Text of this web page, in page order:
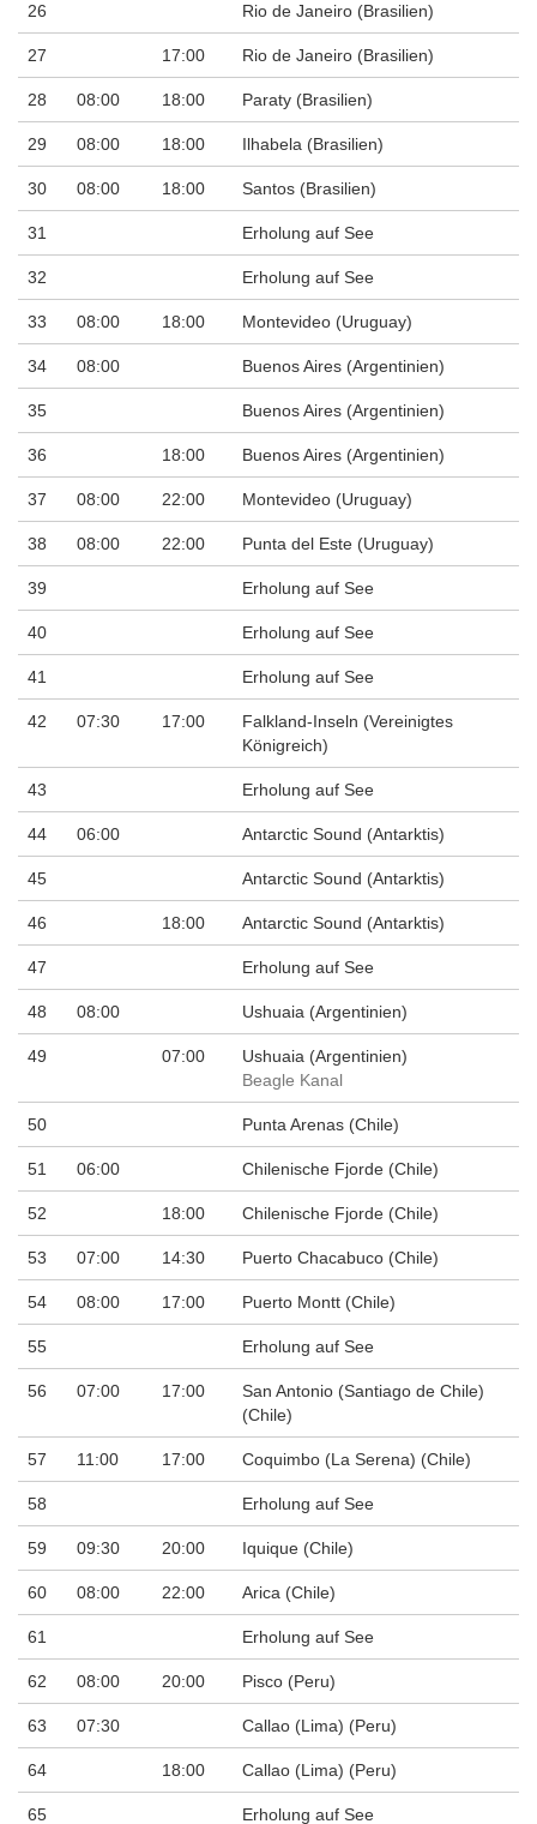
26 Rio de Janeiro (Brasilien)
27 17:00 Rio de Janeiro (Brasilien)
28 08:00 18:00 Paraty (Brasilien)
29 08:00 18:00 Ilhabela (Brasilien)
30 08:00 18:00 Santos (Brasilien)
31 Erholung auf See
32 Erholung auf See
33 08:00 18:00 Montevideo (Uruguay)
34 08:00 Buenos Aires (Argentinien)
35 Buenos Aires (Argentinien)
36 18:00 Buenos Aires (Argentinien)
37 08:00 22:00 Montevideo (Uruguay)
38 08:00 22:00 Punta del Este (Uruguay)
39 Erholung auf See
40 Erholung auf See
41 Erholung auf See
42 07:30 17:00
Falkland-Inseln (Vereinigtes
Königreich)
43 Erholung auf See
44 06:00 Antarctic Sound (Antarktis)
45 Antarctic Sound (Antarktis)
46 18:00 Antarctic Sound (Antarktis)
47 Erholung auf See
48 08:00 Ushuaia (Argentinien)
49 07:00
Ushuaia (Argentinien)
Beagle Kanal
50 Punta Arenas (Chile)
51 06:00 Chilenische Fjorde (Chile)
52 18:00 Chilenische Fjorde (Chile)
53 07:00 14:30 Puerto Chacabuco (Chile)
54 08:00 17:00 Puerto Montt (Chile)
55 Erholung auf See
56 07:00 17:00
San Antonio (Santiago de Chile)
(Chile)
57 11:00 17:00 Coquimbo (La Serena) (Chile)
58 Erholung auf See
59 09:30 20:00 Iquique (Chile)
60 08:00 22:00 Arica (Chile)
61 Erholung auf See
62 08:00 20:00 Pisco (Peru)
63 07:30 Callao (Lima) (Peru)
64 18:00 Callao (Lima) (Peru)
65 Erholung auf See